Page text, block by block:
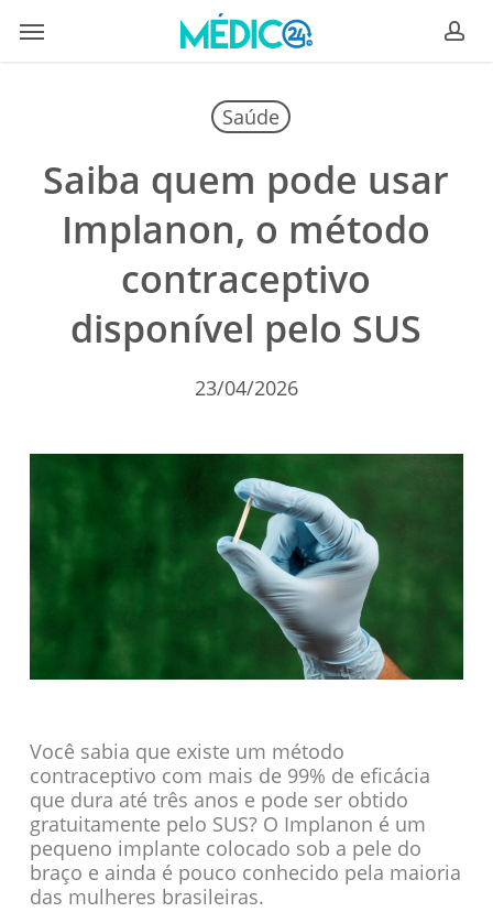
Menu
Saúde
Saiba quem pode usar
Implanon, o método
contraceptivo
disponível pelo SUS
23/04/2026
Você sabia que existe um método
contraceptivo com mais de 99% de eficácia
que dura até três anos e pode ser obtido
gratuitamente pelo SUS? O Implanon é um
pequeno implante colocado sob a pele do
braço e ainda é pouco conhecido pela maioria
das mulheres brasileiras.